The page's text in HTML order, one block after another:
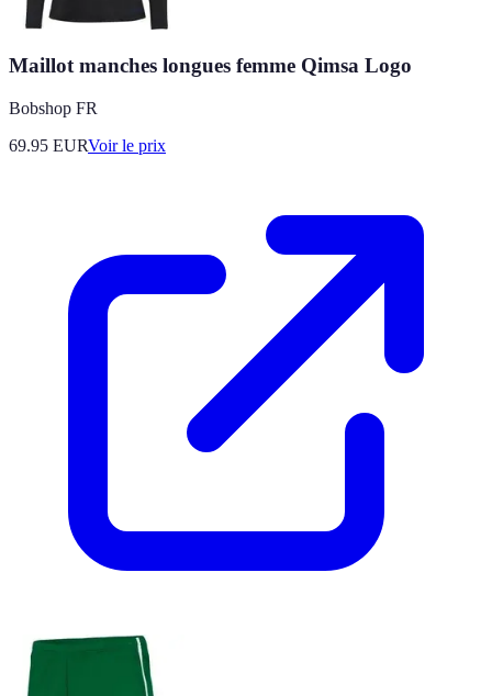
Maillot manches longues femme Qimsa Logo
Bobshop FR
69.95 EURVoir le prix